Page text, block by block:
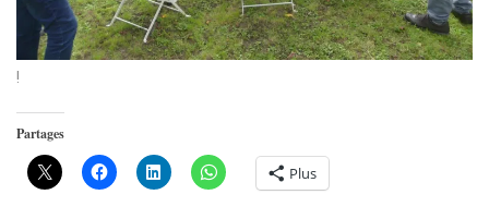
!
Partages
Plus